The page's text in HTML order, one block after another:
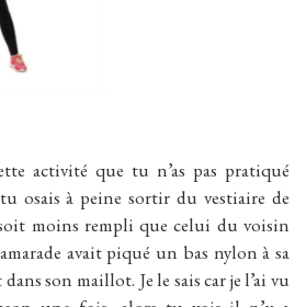
activité que tu n’as pas pratiqué
osais à peine sortir du vestiaire de
moins rempli que celui du voisin
avait piqué un bas nylon à sa
son maillot. Je le sais car je l’ai vu